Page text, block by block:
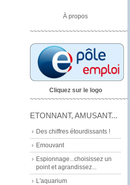
À propos
~~~~~~~~~~~~~~~~~~~~~~~~~~~~
Cliquez sur le logo
~~~~~~~~~~~~~~~~~~~~~~~~~~~~~
ETONNANT, AMUSANT...
Des chiffres étourdissants !
Emouvant
Espionnage...choisissez un
point et agrandissez...
L'aquarium